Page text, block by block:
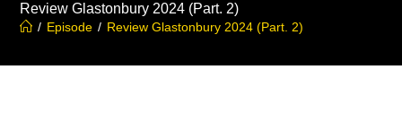
Review Glastonbury 2024 (Part. 2)
/ Episode / Review Glastonbury 2024 (Part. 2)